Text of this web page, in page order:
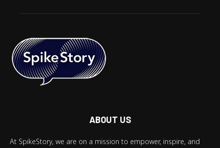
ABOUT US
At SpikeStory, we are on a mission to empower, inspire, and